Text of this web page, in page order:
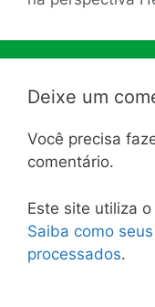
Deixe um
Você precisa
comentário.
Este site utiliza
Saiba como
processados.